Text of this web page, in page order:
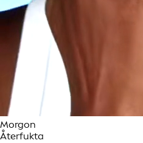
Morgon
Återfukta